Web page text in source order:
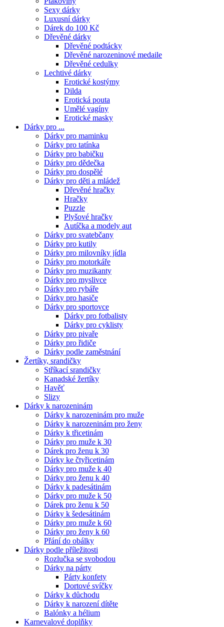
Sexy dárky
Luxusní dárky
Dárek do 100 Kč
Dřevěné dárky
Dřevěné podtácky
Dřevěné narozeninové medaile
Dřevěné cedulky
Lechtivé dárky
Erotické kostýmy
Dilda
Erotická pouta
Umělé vagíny
Erotické masky
Dárky pro ...
Dárky pro maminku
Dárky pro tatínka
Dárky pro babičku
Dárky pro dědečka
Dárky pro dospělé
Dárky pro děti a mládež
Dřevěné hračky
Hračky
Puzzle
Plyšové hračky
Autíčka a modely aut
Dárky pro svatebčany
Dárky pro kutily
Dárky pro milovníky jídla
Dárky pro motorkáře
Dárky pro muzikanty
Dárky pro myslivce
Dárky pro rybáře
Dárky pro hasiče
Dárky pro sportovce
Dárky pro fotbalisty
Dárky pro cyklisty
Dárky pro pivaře
Dárky pro řidiče
Dárky podle zaměstnání
Žertíky, srandičky
Stříkací srandičky
Kanadské žertíky
Havěť
Slizy
Dárky k narozeninám
Dárky k narozeninám pro muže
Dárky k narozeninám pro ženy
Dárky k třicetinám
Dárky pro muže k 30
Dárek pro ženu k 30
Dárky ke čtyřicetinám
Dárky pro muže k 40
Dárky pro ženu k 40
Dárky k padesátinám
Dárky pro muže k 50
Dárek pro ženu k 50
Dárky k šedesátinám
Dárky pro muže k 60
Dárky pro ženy k 60
Přání do obálky
Dárky podle příležitosti
Rozlučka se svobodou
Dárky na párty
Párty konfety
Dortové svíčky
Dárky k důchodu
Dárky k narození dítěte
Balónky a hélium
Karnevalové doplňky